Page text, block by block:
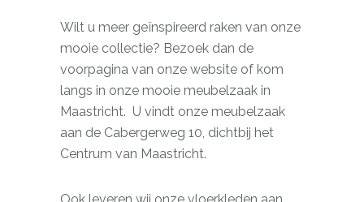
Wilt u meer geïnspireerd raken van onze
mooie collectie? Bezoek dan de
voorpagina van onze website of kom
langs in onze mooie meubelzaak in
Maastricht. U vindt onze meubelzaak
aan de Cabergerweg 10, dichtbij het
Centrum van Maastricht.